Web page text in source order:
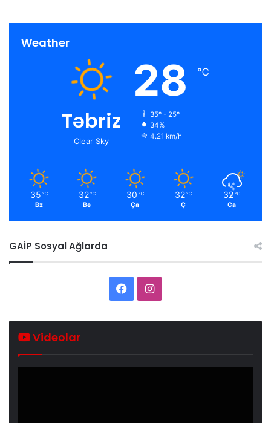
Weather
Təbriz
Clear Sky
28 ℃
35º - 25º
34%
4.21 km/h
35 ℃
Bz
32 ℃
Be
30 ℃
Ça
32 ℃
Ç
32 ℃
Ca
GAİP Sosyal Ağlarda
FacebookInstagram
Videolar